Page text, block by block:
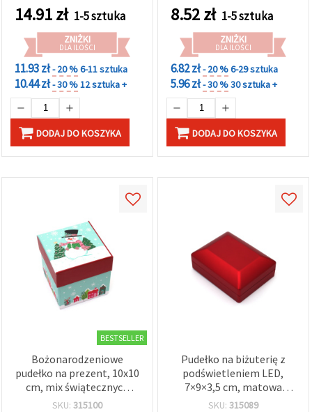
14.91zł 1-5 sztuka
ZNIŻKI
DLA ILOŚCI
11.93 zł- 20 %6-11 sztuka
10.44 zł- 30 %12 sztuka +
DODAJ DO KOSZYKA
8.52zł 1-5 sztuka
ZNIŻKI
DLA ILOŚCI
6.82 zł- 20 %6-29 sztuka
5.96 zł- 30 %30 sztuka +
DODAJ DO KOSZYKA
BESTSELLER
Bożonarodzeniowe
pudełko na prezent, 10x10
cm, mix świątecznych
wzorów
SKU: 315100
Pudełko na biżuterię z
podświetleniem LED,
7×9×3,5 cm, matowa
czerwień
SKU: 315089